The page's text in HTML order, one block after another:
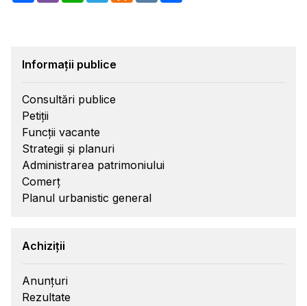
Informații publice
Consultări publice
Petiții
Funcții vacante
Strategii și planuri
Administrarea patrimoniului
Comerț
Planul urbanistic general
Achiziții
Anunțuri
Rezultate